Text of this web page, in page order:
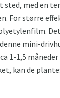
sted, med en
For større
mini-
1-1,5
kan de